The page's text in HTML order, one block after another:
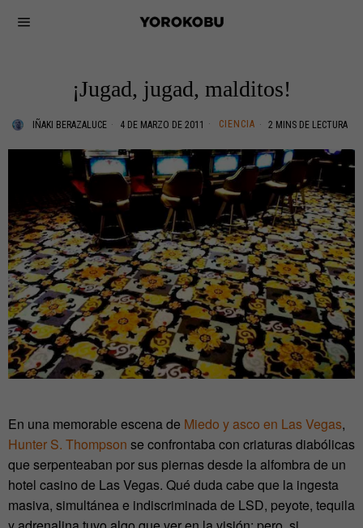
¡Jugad, jugad, malditos!
IÑAKI BERAZALUCE 4 DE MARZO DE 2011 CIENCIA 2 MINS DE LECTURA
En una memorable escena de Miedo y asco en Las Vegas,
Hunter S. Thompson se confrontaba con criaturas diabólicas
que serpenteaban por sus piernas desde la alfombra de un
hotel casino de Las Vegas. Qué duda cabe que la ingesta
masiva, simultánea e indiscriminada de LSD, peyote, tequila